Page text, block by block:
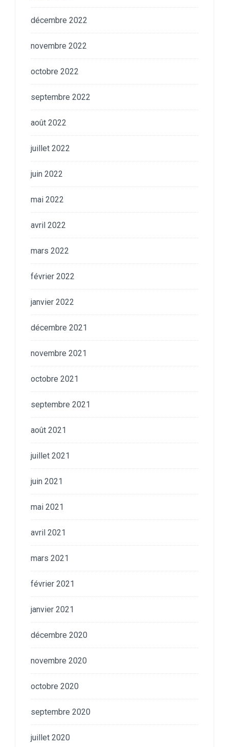
décembre 2022
novembre 2022
octobre 2022
septembre 2022
août 2022
juillet 2022
juin 2022
mai 2022
avril 2022
mars 2022
février 2022
janvier 2022
décembre 2021
novembre 2021
octobre 2021
septembre 2021
août 2021
juillet 2021
juin 2021
mai 2021
avril 2021
mars 2021
février 2021
janvier 2021
décembre 2020
novembre 2020
octobre 2020
septembre 2020
juillet 2020